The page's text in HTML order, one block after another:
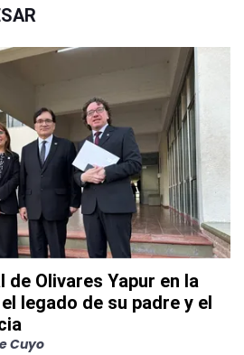
Olivares Yapur en la
legado de su padre y el
Cuyo